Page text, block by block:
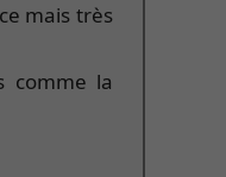
mais très
comme la